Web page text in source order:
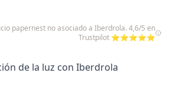
papernest no asociado a Iberdrola. 4,6/5 en
Trustpilot ⭐⭐⭐⭐⭐
de la luz con Iberdrola